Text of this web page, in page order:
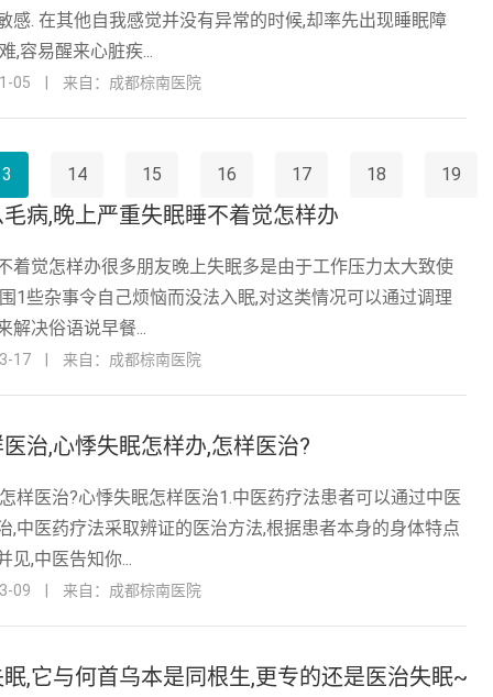
感. 在其他自我感觉并没有异常的时候,却率先出现睡眠障
,容易醒来心脏疾...
05 来自：成都棕南医院
14 15 16 17 18 19
病,晚上严重失眠睡不着觉怎样办
着觉怎样办很多朋友晚上失眠多是由于工作压力太大致使
1些杂事令自己烦恼而没法入眠,对这类情况可以通过调理
解决俗语说早餐...
17 来自：成都棕南医院
治,心悸失眠怎样办,怎样医治?
样医治?心悸失眠怎样医治1.中医药疗法患者可以通过中医
,中医药疗法采取辨证的医治方法,根据患者本身的身体特点
见,中医告知你...
09 来自：成都棕南医院
,它与何首乌本是同根生,更专的还是医治失眠~